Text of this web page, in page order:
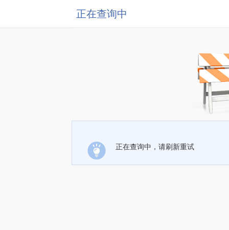
正在查询中
正在查询中，请刷新重试